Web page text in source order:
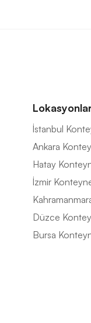
İstanbul
Ankara
Hatay
İzmir
Düzce
Bursa